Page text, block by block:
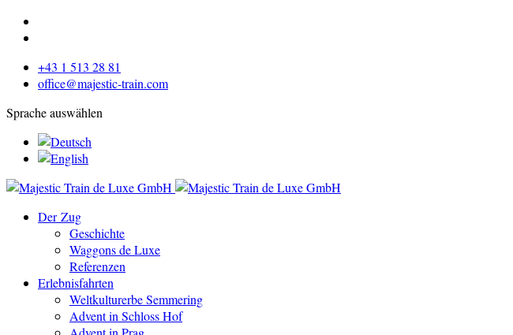
+43 1 513 28 81
office@majestic-train.com
Sprache auswählen
Der Zug
Geschichte
Waggons de Luxe
Referenzen
Erlebnisfahrten
Weltkulturerbe Semmering
Advent in Schloss Hof